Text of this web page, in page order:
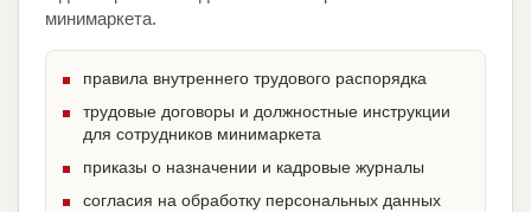
минимаркета.
правила внутреннего трудового распорядка
трудовые договоры и должностные инструкции
для сотрудников минимаркета
приказы о назначении и кадровые журналы
согласия на обработку персональных данных